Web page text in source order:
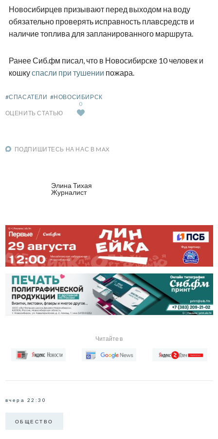
Новосибирцев призывают перед выходом на воду
обязательно проверять исправность плавсредств и
наличие топлива для запланированного маршрута.
Ранее Сиб.фм писал, что в Новосибирске 10 человек и
кошкуспасли при тушении пожара.
#СПАСАТЕЛИ #НОВОСИБИРСК
ОЦЕНИТЬ СТАТЬЮ
0
ПОДПИШИТЕСЬ НА НАС В MAX
Элина Тихая
Журналист
Читайте в
вчера 22:30
ОБЩЕСТВО